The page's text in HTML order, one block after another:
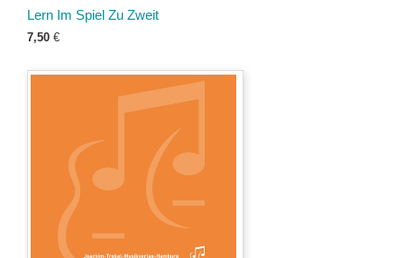
Lern Im Spiel Zu Zweit
7,50 €